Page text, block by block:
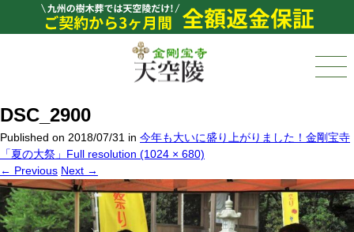
DSC_2900
Published on 2018/07/31 in 今年も大いに盛り上がりました！金剛宝寺
「夏の大祭」 Full resolution (1024 × 680)
← Previous Next →